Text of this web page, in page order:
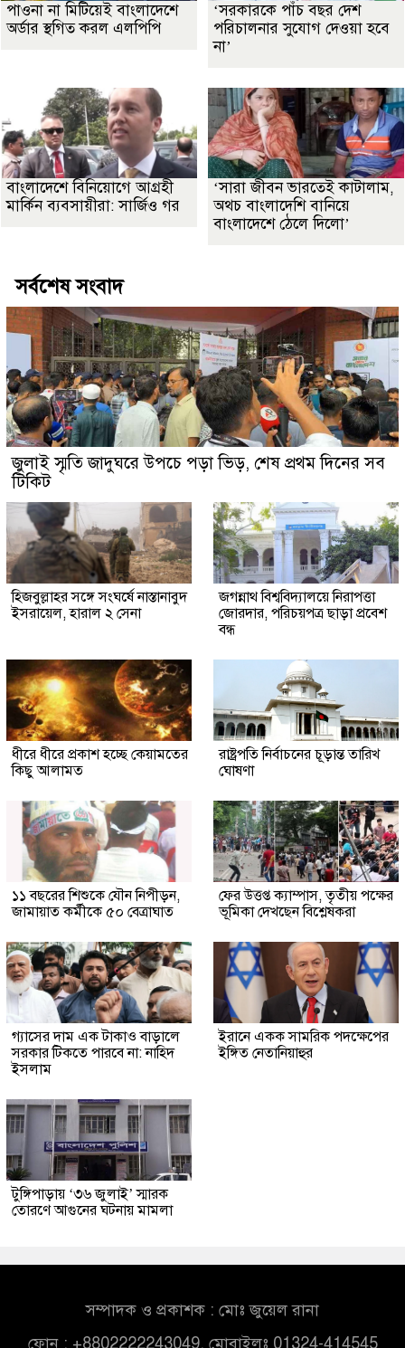
পাওনা না মিটিয়েই বাংলাদেশে
অর্ডার স্থগিত করল এলপিপি
‘সরকারকে পাঁচ বছর দেশ
পরিচালনার সুযোগ দেওয়া হবে
না’
বাংলাদেশে বিনিয়োগে আগ্রহী
মার্কিন ব্যবসায়ীরা: সার্জিও গর
‘সারা জীবন ভারতেই কাটালাম,
অথচ বাংলাদেশি বানিয়ে
বাংলাদেশে ঠেলে দিলো’
সর্বশেষ সংবাদ
জুলাই স্মৃতি জাদুঘরে উপচে পড়া ভিড়, শেষ প্রথম দিনের সব
টিকিট
হিজবুল্লাহর সঙ্গে সংঘর্ষে নাস্তানাবুদ
ইসরায়েল, হারাল ২ সেনা
জগন্নাথ বিশ্ববিদ্যালয়ে নিরাপত্তা
জোরদার, পরিচয়পত্র ছাড়া প্রবেশ
বন্ধ
ধীরে ধীরে প্রকাশ হচ্ছে কেয়ামতের
কিছু আলামত
রাষ্ট্রপতি নির্বাচনের চূড়ান্ত তারিখ
ঘোষণা
১১ বছরের শিশুকে যৌন নিপীড়ন,
জামায়াত কর্মীকে ৫০ বেত্রাঘাত
ফের উত্তপ্ত ক্যাম্পাস, তৃতীয় পক্ষের
ভূমিকা দেখছেন বিশ্লেষকরা
গ্যাসের দাম এক টাকাও বাড়ালে
সরকার টিকতে পারবে না: নাহিদ
ইসলাম
ইরানে একক সামরিক পদক্ষেপের
ইঙ্গিত নেতানিয়াহুর
টুঙ্গিপাড়ায় ‘৩৬ জুলাই’ স্মারক
তোরণে আগুনের ঘটনায় মামলা
সম্পাদক ও প্রকাশক : মোঃ জুয়েল রানা
ফোন : +8802222243049, মোবাইলঃ 01324-414545